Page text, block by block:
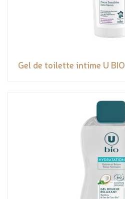
Gel de toilette intime U BIO